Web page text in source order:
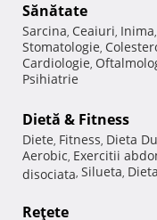
Sănătate
Sarcina, Ceaiuri, Inima,
Stomatologie,
Cardiologie,
Psihiatrie
Dietă & Fitness
Diete, Fitness, Dieta
Aerobic, Exercitii
disociata, Silueta,
Reţete